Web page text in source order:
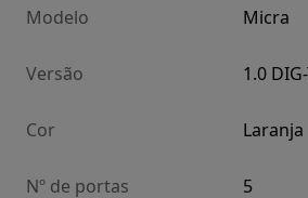
Modelo Micra
Versão 1.0
Cor Laranja
Nº de portas 5